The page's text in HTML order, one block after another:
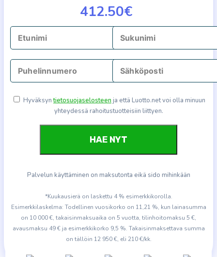
412.50€
Hyväksyntietosuojaselosteen ja että Luotto.net voi olla minuun
yhteydessä rahoitustuotteisiin liittyen.
Palvelun käyttäminen on maksutonta eikä sido mihinkään
*Kuukausierä on laskettu 4 % esimerkkikorolla.
Esimerkkilaskelma: Todellinen vuosikorko on 11,21 %, kun lainasumma
on 10 000 €, takaisinmaksuaika on 5 vuotta, tilinhoitomaksu 5 €,
avausmaksu 49 € ja esimerkkikorko 9,5 %. Takaisinmaksettava summa
on tällöin 12 950 €, eli 210 €/kk.